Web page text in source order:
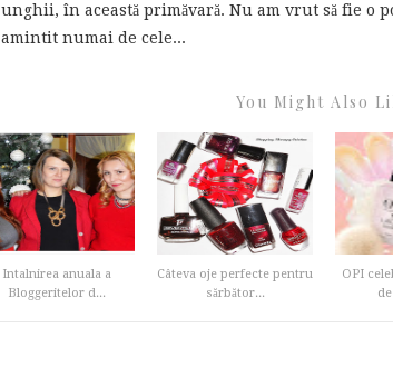
unghii, în această primăvară. Nu am vrut să fie o
amintit numai de cele...
You Might Also
Intalnirea anuala a
Bloggeritelor d...
Câteva oje perfecte pentru
sărbător...
OPI